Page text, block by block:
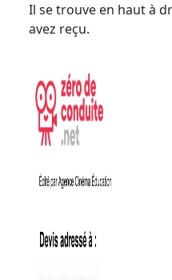
Il se trouve en haut à
avez reçu.